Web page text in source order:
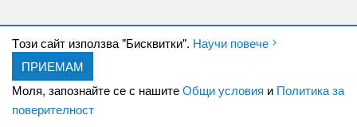
Tози сайт използва "Бисквитки". Научи повече
ПРИЕМАМ
Моля, запознайте се с нашитеОбщи условия и Политика за
поверителност
За нас Кариери